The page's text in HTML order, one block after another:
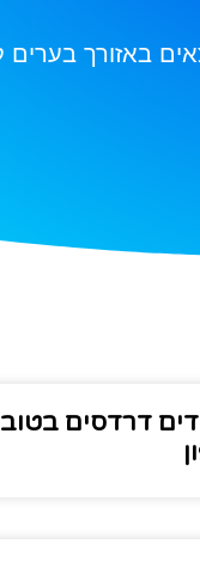
באזורך בערים
דרדסים